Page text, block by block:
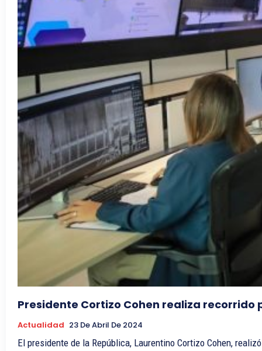
Presidente Cortizo Cohen realiza recorrido
Actualidad 23 De Abril De 2024
El presidente de la República, Laurentino Cortizo Cohen,